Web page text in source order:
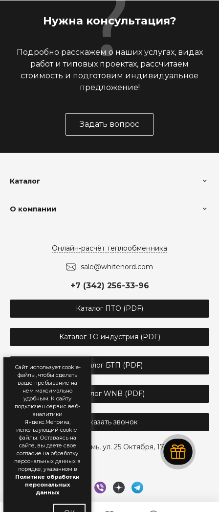
Сайт использует cookie-
файлы, чтобы сделать
ваше пребывание на
нем максимально
удобным. К cайту
подключен сервис веб-
аналитики
Яндекс.Метрика,
использующий cookie-
файлы. Оставаясь на
сайте, вы даете свое
согласие на обработку
персональных данных в
порядке, указанном в
Политике обработки
персональных
данных
Нужна консультация?
Подробно расскажем о наших услугах, видах
работ и типовых проектах, рассчитаем
стоимость и подготовим индивидуальное
предложение!
Задать вопрос
Каталог
О компании
Онлайн-расчёт теплообменника
sale@whitenord.com
+7 (342) 256-33-96
г. Пермь, ул. 25 Октября, 17
Каталог ПТО (PDF)
Каталог ТО индустрия (PDF)
Каталог БТП (PDF)
Каталог WNB (PDF)
Заказать звонок